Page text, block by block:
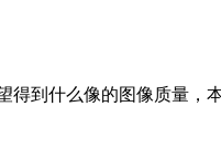
到什么像的图像质量，